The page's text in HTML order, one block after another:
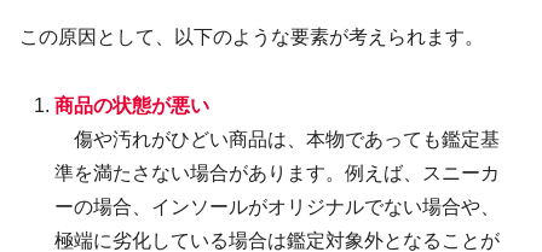
この原因として、以下のような要素が考えられます。
商品の状態が悪い
傷や汚れがひどい商品は、本物であっても鑑定基
準を満たさない場合があります。例えば、スニーカ
ーの場合、インソールがオリジナルでない場合や、
極端に劣化している場合は鑑定対象外となることが